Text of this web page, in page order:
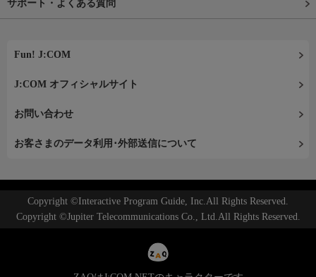
サポート・よくある質問
Fun! J:COM
J:COM オフィシャルサイト
お問い合わせ
お客さまのデータ利用･外部送信について
Copyright ©Interactive Program Guide, Inc.All Rights Reserved.
Copyright ©Jupiter Telecommunications Co., Ltd.All Rights Reserved.